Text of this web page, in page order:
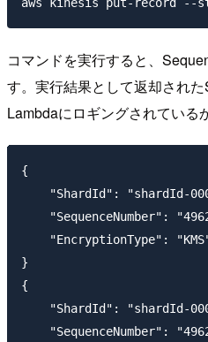
コマンドを実行すると、
す。実行結果として返却され
Lambdaにロギングされている
{
"ShardId": "shardId-
"SequenceNumber":
"EncryptionType":
}
{
"ShardId": "shardId-
"SequenceNumber":